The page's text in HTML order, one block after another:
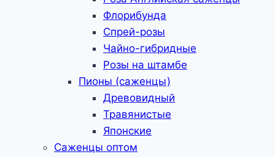
Флорибунда
Спрей-розы
Чайно-гибридные
Розы на штамбе
Пионы (саженцы)
Древовидный
Травянистые
Японские
Саженцы оптом